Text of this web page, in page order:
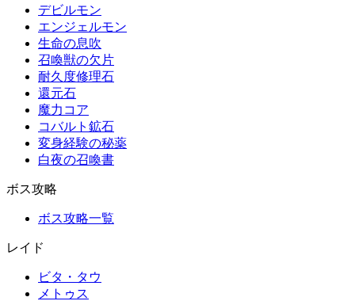
デビルモン
エンジェルモン
生命の息吹
召喚獣の欠片
耐久度修理石
還元石
魔力コア
コバルト鉱石
変身経験の秘薬
白夜の召喚書
ボス攻略
ボス攻略一覧
レイド
ビタ・タウ
メトゥス